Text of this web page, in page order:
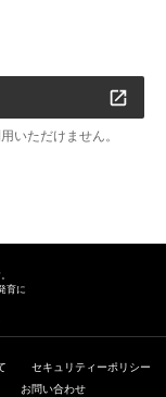
いただけません。
育に
セキュリティーポリシー
お問い合わせ